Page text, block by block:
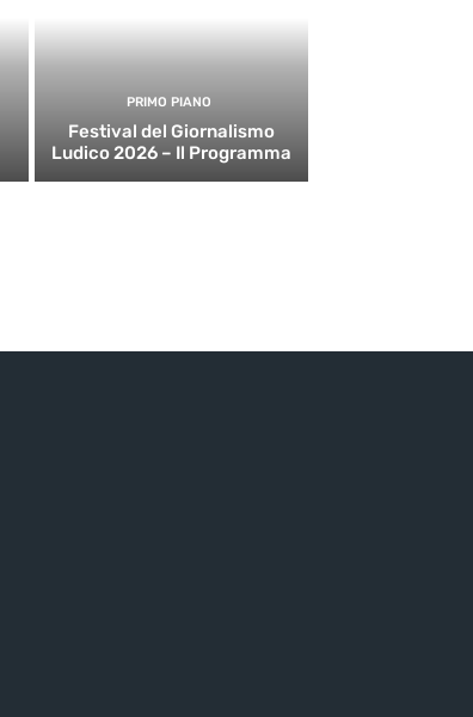
PRIMO PIANO
Festival del Giornalismo
Ludico 2026 – Il Programma